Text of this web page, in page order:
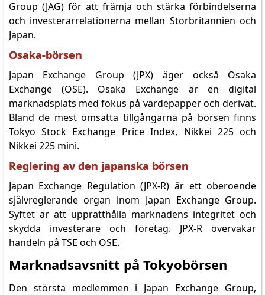
Group (JAG) för att främja och stärka förbindelserna
och investerarrelationerna mellan Storbritannien och
Japan.
Osaka-börsen
Japan Exchange Group (JPX) äger också Osaka
Exchange (OSE). Osaka Exchange är en digital
marknadsplats med fokus på värdepapper och derivat.
Bland de mest omsatta tillgångarna på börsen finns
Tokyo Stock Exchange Price Index, Nikkei 225 och
Nikkei 225 mini.
Reglering av den japanska börsen
Japan Exchange Regulation (JPX-R) är ett oberoende
självreglerande organ inom Japan Exchange Group.
Syftet är att upprätthålla marknadens integritet och
skydda investerare och företag. JPX-R övervakar
handeln på TSE och OSE.
Marknadsavsnitt på Tokyobörsen
Den största medlemmen i Japan Exchange Group,